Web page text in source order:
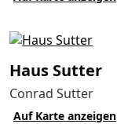
Haus Sutter
Conrad Sutter
Auf Karte anzeigen